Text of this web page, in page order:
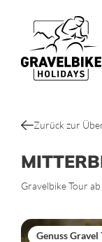
Zurück zur
Gravelbike Tour
Genuss Gravel